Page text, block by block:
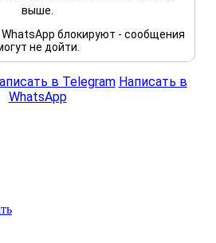
выше.
блокируют - сообщения
не дойти.
в Telegram Написать в
WhatsApp